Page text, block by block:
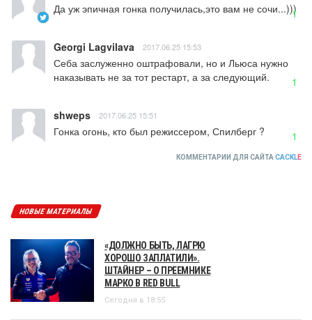
Да уж эпичная гонка получилась,это вам не сочи...)))
1
Georgi Lagvilava 2017.06.25 15:53
Себа заслуженно оштрафовали, но и Льюса нужно
наказывать не за тот рестарт, а за следующий.
1
shweps 2017.06.25 15:51
Гонка огонь, кто был режиссером, Спилберг ? 1
КОММЕНТАРИИ ДЛЯ САЙТА CACKLE
НОВЫЕ МАТЕРИАЛЫ
«ДОЛЖНО БЫТЬ, ЛАГРЮ
ХОРОШО ЗАПЛАТИЛИ».
ШТАЙНЕР – О ПРЕЕМНИКЕ
МАРКО В RED BULL
Сегодня в 18:55